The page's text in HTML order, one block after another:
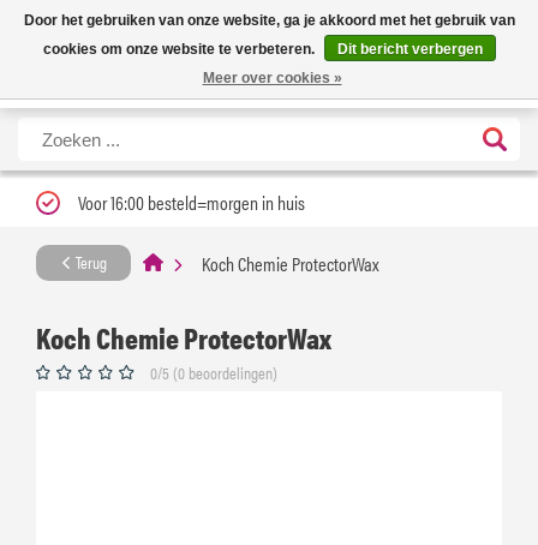
Nieuwe levertijd: 1 tot 3 werkdagen | Nu 25% korting op gehele assortiment
Carfume met kortingscode ''verfrissend''
X
Voor 16:00 besteld=morgen in huis
Terug Koch Chemie ProtectorWax
Koch Chemie ProtectorWax
0/5 (0 beoordelingen)
Door het gebruiken van onze website, ga je akkoord met het gebruik van
cookies om onze website te verbeteren.
Dit bericht verbergen
Meer over cookies »